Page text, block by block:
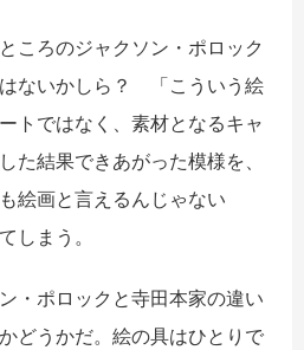
ころのジャクソン・ポロック
ないかしら？ 「こういう絵
トではなく、素材となるキャ
た結果できあがった模様を、
絵画と言えるんじゃない
しまう。
・ポロックと寺田本家の違い
どうかだ。絵の具はひとりで